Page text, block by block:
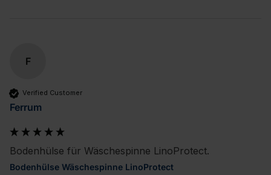
F
Verified Customer
Ferrum
Bodenhülse für Wäschespinne LinoProtect.
Bodenhülse Wäschespinne LinoProtect